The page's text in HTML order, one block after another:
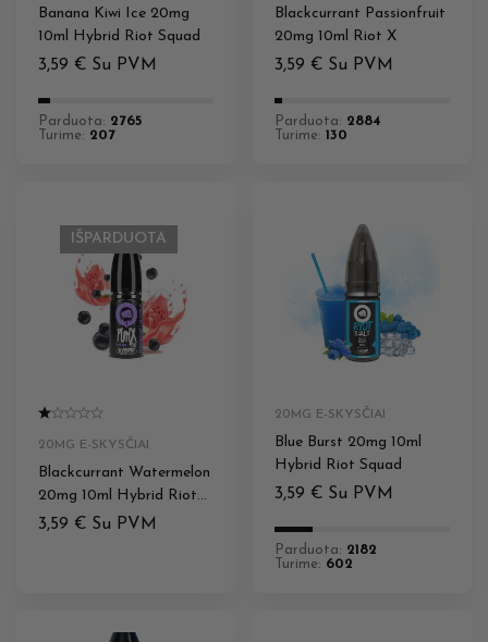
Banana Kiwi Ice 20mg
10ml Hybrid Riot Squad
3,59 € Su PVM
Parduota: 2765
Turime: 207
Blackcurrant Passionfruit
20mg 10ml Riot X
3,59 € Su PVM
Parduota: 2884
Turime: 130
IŠPARDUOTA
20MG E-SKYSČIAI
Blackcurrant Watermelon
20mg 10ml Hybrid Riot
Squad
3,59 € Su PVM
20MG E-SKYSČIAI
Blue Burst 20mg 10ml
Hybrid Riot Squad
3,59 € Su PVM
Parduota: 2182
Turime: 602